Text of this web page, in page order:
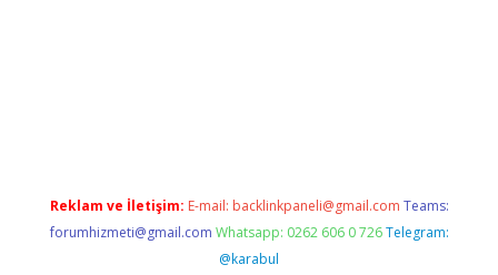
Reklam ve İletişim: E-mail: backlinkpaneli@gmail.com Teams:
forumhizmeti@gmail.com Whatsapp: 0262 606 0 726 Telegram:
@karabul